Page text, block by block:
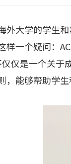
外大学的学生
样一个疑问：
仅是一个关于
，能够帮助学